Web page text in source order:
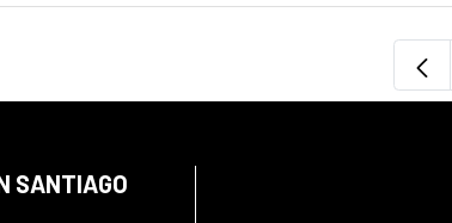
SANTIAGO